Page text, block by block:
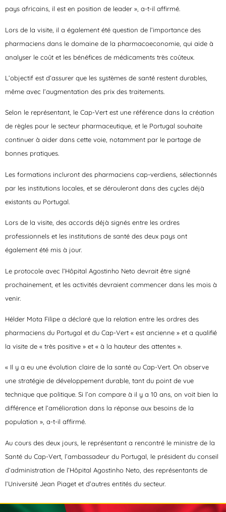
pays africains, il est en position de leader », a-t-il affirmé.
Lors de la visite, il a également été question de l’importance des
pharmaciens dans le domaine de la pharmacoeconomie, qui aide à
analyser le coût et les bénéfices de médicaments très coûteux.
L’objectif est d’assurer que les systèmes de santé restent durables,
même avec l’augmentation des prix des traitements.
Selon le représentant, le Cap-Vert est une référence dans la création
de règles pour le secteur pharmaceutique, et le Portugal souhaite
continuer à aider dans cette voie, notamment par le partage de
bonnes pratiques.
Les formations incluront des pharmaciens cap-verdiens, sélectionnés
par les institutions locales, et se dérouleront dans des cycles déjà
existants au Portugal.
Lors de la visite, des accords déjà signés entre les ordres
professionnels et les institutions de santé des deux pays ont
également été mis à jour.
Le protocole avec l’Hôpital Agostinho Neto devrait être signé
prochainement, et les activités devraient commencer dans les mois à
venir.
Hélder Mota Filipe a déclaré que la relation entre les ordres des
pharmaciens du Portugal et du Cap-Vert « est ancienne » et a qualifié
la visite de « très positive » et « à la hauteur des attentes ».
« Il y a eu une évolution claire de la santé au Cap-Vert. On observe
une stratégie de développement durable, tant du point de vue
technique que politique. Si l’on compare à il y a 10 ans, on voit bien la
différence et l’amélioration dans la réponse aux besoins de la
population », a-t-il affirmé.
Au cours des deux jours, le représentant a rencontré le ministre de la
Santé du Cap-Vert, l’ambassadeur du Portugal, le président du conseil
d’administration de l’Hôpital Agostinho Neto, des représentants de
l’Université Jean Piaget et d’autres entités du secteur.